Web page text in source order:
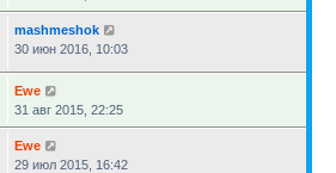
mashmeshok
30 июн 2016, 10:03
Ewe
31 авг 2015, 22:25
Ewe
29 июл 2015, 16:42